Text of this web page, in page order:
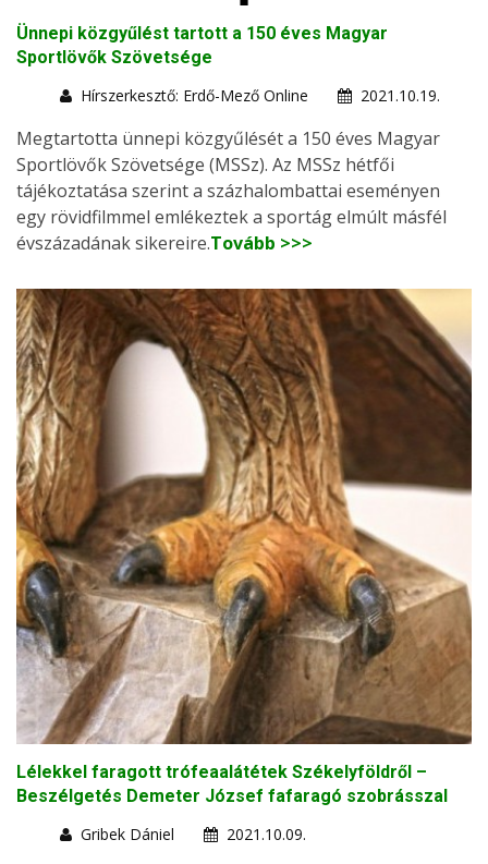
Ünnepi közgyűlést tartott a 150 éves Magyar
Sportlövők Szövetsége
Hírszerkesztő: Erdő-Mező Online
2021.10.19.
Megtartotta ünnepi közgyűlését a 150 éves Magyar
Sportlövők Szövetsége (MSSz). Az MSSz hétfői
tájékoztatása szerint a százhalombattai eseményen
egy rövidfilmmel emlékeztek a sportág elmúlt másfél
évszázadának sikereire.Tovább >>>
Lélekkel faragott trófeaalátétek Székelyföldről –
Beszélgetés Demeter József fafaragó szobrásszal
Gribek Dániel
2021.10.09.